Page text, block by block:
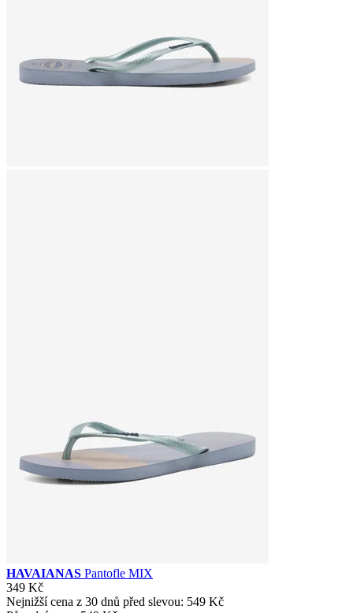
HAVAIANAS Pantofle MIX
349 Kč
Nejnižší cena z 30 dnů před slevou: 549 Kč